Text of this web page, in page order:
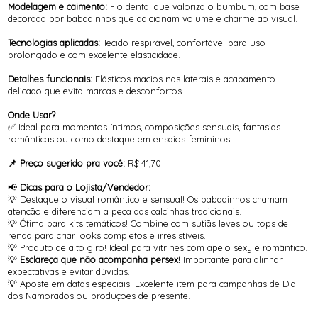
Modelagem e caimento: Fio dental que valoriza o bumbum, com base
decorada por babadinhos que adicionam volume e charme ao visual.
Tecnologias aplicadas:Tecido respirável, confortável para uso
prolongado e com excelente elasticidade.
Detalhes funcionais: Elásticos macios nas laterais e acabamento
delicado que evita marcas e desconfortos.
Onde Usar?
✅ Ideal para momentos íntimos, composições sensuais, fantasias
românticas ou como destaque em ensaios femininos.
📌 Preço sugerido pra você: R$ 41,70
📢 Dicas para o Lojista/Vendedor:
💡 Destaque o visual romântico e sensual! Os babadinhos chamam
atenção e diferenciam a peça das calcinhas tradicionais.
💡 Ótima para kits temáticos! Combine com sutiãs leves ou tops de
renda para criar looks completos e irresistíveis.
💡 Produto de alto giro! Ideal para vitrines com apelo sexy e romântico.
💡 Esclareça que não acompanha persex! Importante para alinhar
expectativas e evitar dúvidas.
💡 Aposte em datas especiais! Excelente item para campanhas de Dia
dos Namorados ou produções de presente.